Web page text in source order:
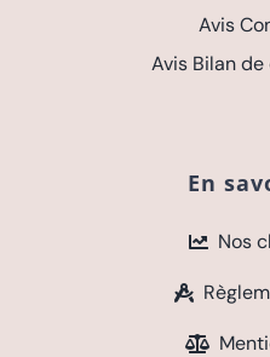
Avis
Avis Bilan
En
Nos